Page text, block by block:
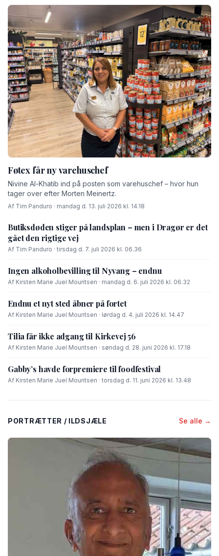
Føtex får ny varehuschef
Nivine Al-Khatib ind på posten som varehuschef – hvor hun
tager over efter Morten Meinertz.
Af Tim Panduro · mandag d. 13. juli 2026 kl. 14.18
Butiksdøden stiger på landsplan – men i Dragør er det
gået den rigtige vej
Af Tim Panduro · tirsdag d. 7. juli 2026 kl. 06.36
Ingen alkoholbevilling til Nyvang – endnu
Af Kirsten Marie Juel Mouritsen · mandag d. 6. juli 2026 kl. 06.32
Endnu et nyt sted åbner på fortet
Af Kirsten Marie Juel Mouritsen · lørdag d. 4. juli 2026 kl. 14.47
Tilia får ikke adgang til Kirkevej 56
Af Kirsten Marie Juel Mouritsen · søndag d. 28. juni 2026 kl. 17.18
Gabby’s havde forpremiere til foodfestival
Af Kirsten Marie Juel Mouritsen · torsdag d. 11. juni 2026 kl. 13.48
PORTRÆTTER / ILDSJÆLE Se alle →